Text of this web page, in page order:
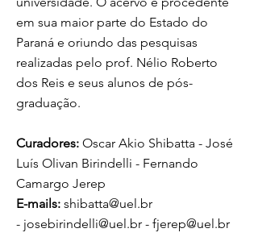
em sua maior parte do Estado do
Paraná e oriundo das pesquisas
realizadas pelo prof. Nélio Roberto
dos Reis e seus alunos de pós-
graduação.
Curadores: Oscar Akio Shibatta - José
Luís Olivan Birindelli - Fernando
Camargo Jerep
E-mails: shibatta@uel.br
- josebirindelli@uel.br - fjerep@uel.br